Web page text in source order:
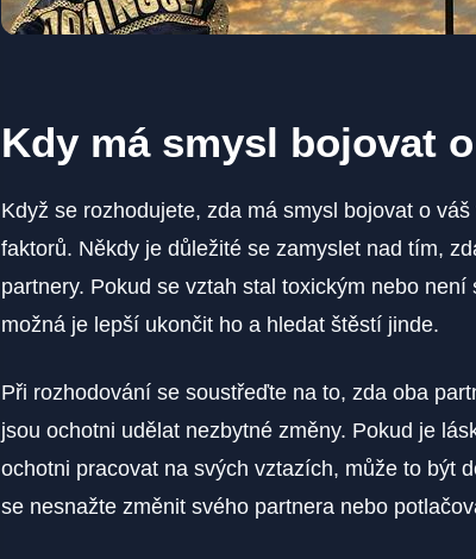
Kdy má smysl bojovat
Když se rozhodujete, zda má smysl bojovat o
faktorů. Někdy je důležité se zamyslet nad tím,
partnery. Pokud se vztah stal toxickým nebo
možná je lepší ukončit ho a hledat štěstí jinde.
Při rozhodování se soustřeďte na to, zda oba
jsou ochotni udělat nezbytné změny. Pokud je
ochotni pracovat na svých vztazích, může to být
se nesnažte změnit svého partnera nebo